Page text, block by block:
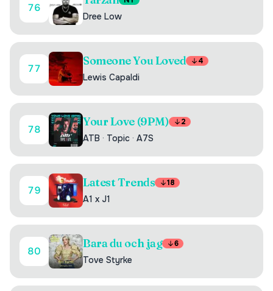
76
Dree Low
77
Someone You Loved 4
Lewis Capaldi
78
Your Love (9PM) 2
ATB · Topic · A7S
79
Latest Trends 18
A1 x J1
80
Bara du och jag 6
Tove Styrke